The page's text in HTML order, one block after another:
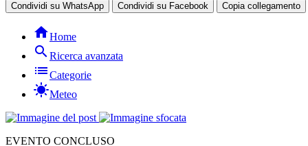
Condividi su WhatsApp Condividi su Facebook Copia collegamento
homeHome
searchRicerca avanzata
listCategorie
sunnyMeteo
EVENTO CONCLUSO